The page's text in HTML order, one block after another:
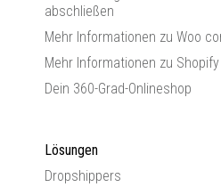
abschließen
Mehr Informationen zu Woo
Mehr Informationen zu Shopify
Dein 360-Grad-Onlineshop
Lösungen
Dropshippers